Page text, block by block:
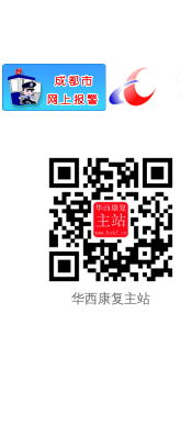
华西康复主站